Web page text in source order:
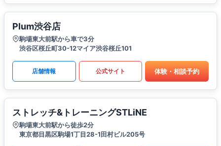
Plum渋谷店
駒場東大前駅から車で3分
渋谷区桜丘町30-12マイア渋谷桜丘101
店舗情報 公式サイト 体験・相談予約
ストレッチ&トレーニングSTLiNE
駒場東大前駅から徒歩2分
東京都目黒区駒場1丁目28-1田村ビル205号